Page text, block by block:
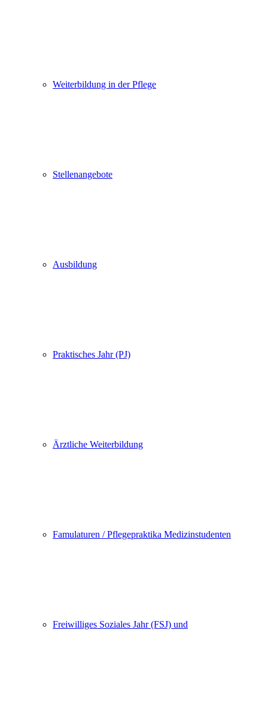
Weiterbildung in der Pflege
Stellenangebote
Ausbildung
Praktisches Jahr (PJ)
Ärztliche Weiterbildung
Famulaturen / Pflegepraktika Medizinstudenten
Freiwilliges Soziales Jahr (FSJ) und